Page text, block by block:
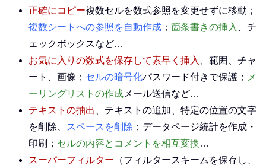
正確にコピー複数セルを数式参照を変更せずに移動；
複数シートへの参照を自動作成 ； 箇条書きの挿入
、チ
ェックボックスなど…
お気に入りの数式を保存して素早く挿入
、範囲、チャ
ート、画像； セルの暗号化パスワード付きで保護；
メ
ーリングリストの作成 メール送信など…
テキストの抽出
、テキストの追加、特定の位置の文字
を削除、
スペースを削除 ；データページ統計を作成・
印刷； セルの内容とコメントを相互変換…
スーパーフィルター （フィルタースキームを保存し、